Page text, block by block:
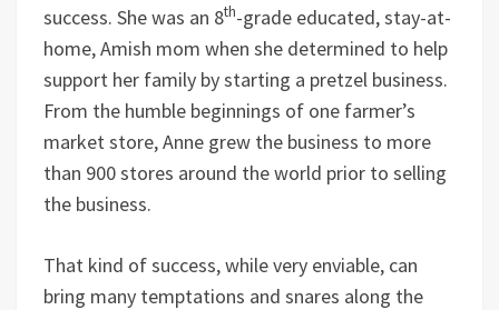
success. She was an 8th-grade educated, stay-at-
home, Amish mom when she determined to help
support her family by starting a pretzel business.
From the humble beginnings of one farmer’s
market store, Anne grew the business to more
than 900 stores around the world prior to selling
the business.
That kind of success, while very enviable, can
bring many temptations and snares along the